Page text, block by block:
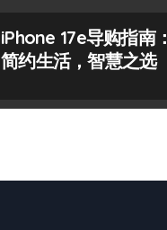
iPhone 17e导购指南：
简约生活，智慧之选